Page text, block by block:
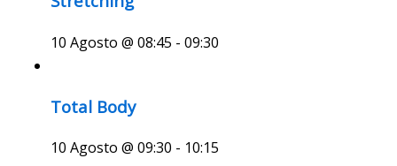
10 Agosto @ 08:45 - 09:30
Total Body
10 Agosto @ 09:30 - 10:15